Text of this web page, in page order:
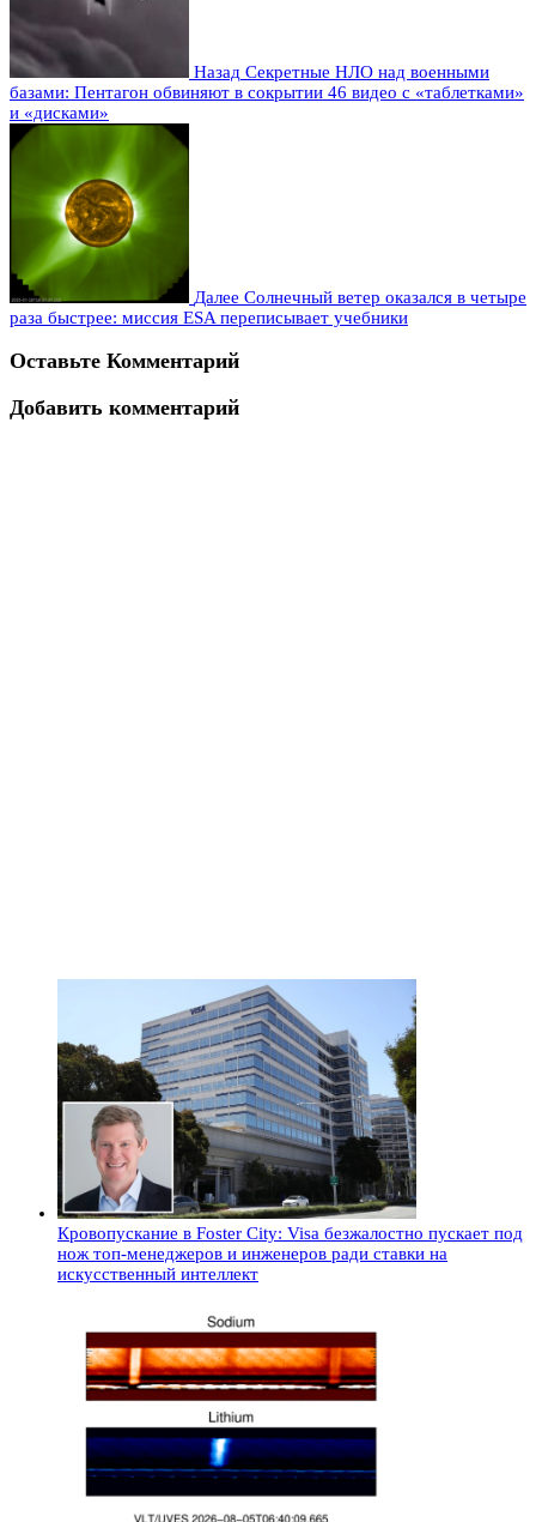
Назад Секретные НЛО над военными
базами: Пентагон обвиняют в сокрытии 46 видео с «таблетками»
и «дисками»
Далее Солнечный ветер оказался в четыре
раза быстрее: миссия ESA переписывает учебники
Оставьте Комментарий
Добавить комментарий
Кровопускание в Foster City: Visa безжалостно пускает под
нож топ-менеджеров и инженеров ради ставки на
искусственный интеллект